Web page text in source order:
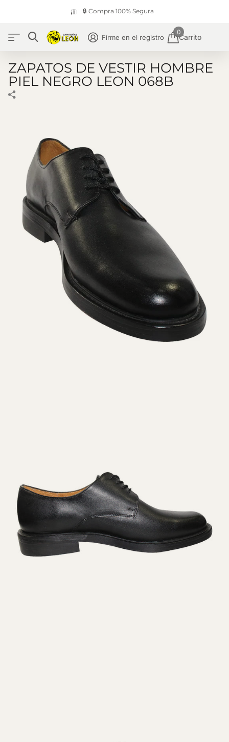
🔒 Compra 100% Segura
Firme en el registro Carrito
0
ZAPATOS DE VESTIR HOMBRE
PIEL NEGRO LEON 068B